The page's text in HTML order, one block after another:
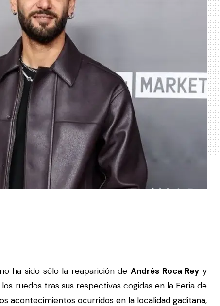
ha sido sólo la reaparición deAndrés Roca Rey y
ruedos tras sus respectivas cogidas en la Feria de
acontecimientos ocurridos en la localidad gaditana,